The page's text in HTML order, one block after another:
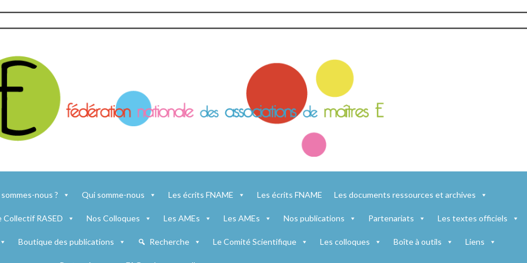
nous ? Qui somme-nous Les écrits FNAME Les écrits FNAME Les documents ressources et archives
Collectif RASED Nos Colloques Les AMEs Les AMEs Nos publications Partenariats Les textes officiels
Boutique des publications Recherche Le Comité Scientifique Les colloques Boîte à outils Liens